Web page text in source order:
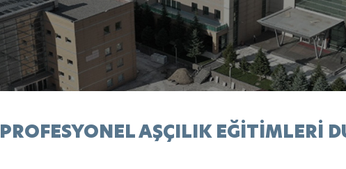
PROFESYONEL AŞÇILIK EĞİTİMLERİ